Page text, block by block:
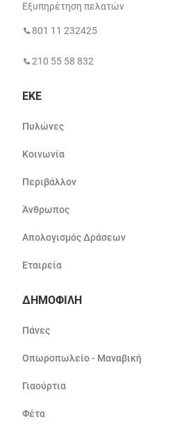
Εξυπηρέτηση πελατών
801 11 232425
210 55 58 832
ΕΚΕ
Πυλώνες
Κοινωνία
Περιβάλλον
Άνθρωπος
Απολογισμός Δράσεων
Εταιρεία
ΔΗΜΟΦΙΛΗ
Πάνες
Οπωροπωλείο - Μαναβική
Γιαούρτια
Φέτα